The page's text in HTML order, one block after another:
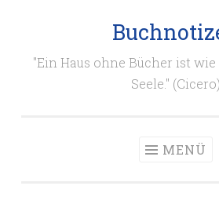
"Ein Haus ohne Bücher ist
Seele." (Cicero)
MENÜ